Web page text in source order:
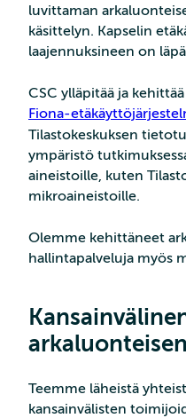
luvittaman
käsittelyn. Kapselin
laajennuksineen on
CSC ylläpitää ja
Fiona-
Tilastokeskuksen
ympäristö
aineistoille, kuten
mikroaineistoille.
Olemme kehittäneet
hallintapalveluja myös
Teemme läheistä
kansainvälisten